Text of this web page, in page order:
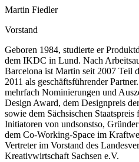
Martin Fiedler
Vorstand
Geboren 1984, studierte er
dem IKDC in Lund. Nach
Barcelona ist Martin seit 2007 Teil
2011 als geschäftsführender
mehrfach Nominierungen und
Design Award, dem Designpreis
sowie dem Sächsischen
Initiatoren von undsonstso,
dem Co-Working-Space im
Vertreter im Vorstand des
Kreativwirtschaft Sachsen e.V.